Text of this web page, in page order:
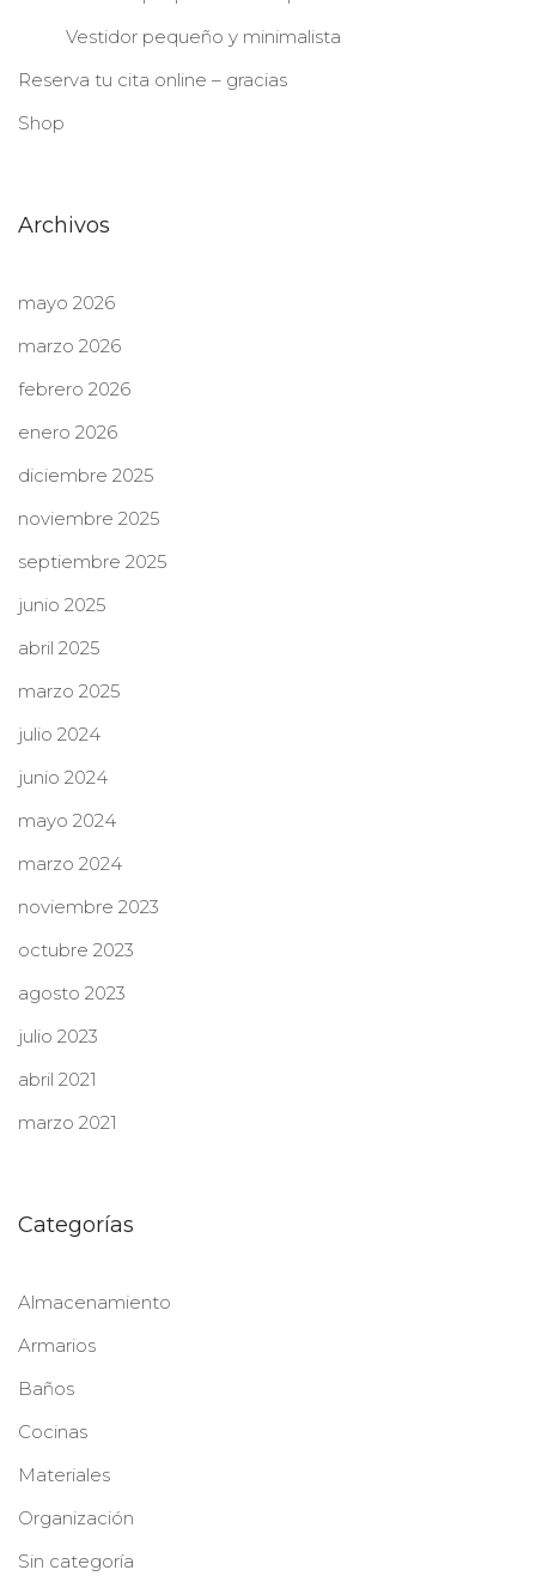
Vestidor pequeño y minimalista
Reserva tu cita online – gracias
Shop
Archivos
mayo 2026
marzo 2026
febrero 2026
enero 2026
diciembre 2025
noviembre 2025
septiembre 2025
junio 2025
abril 2025
marzo 2025
julio 2024
junio 2024
mayo 2024
marzo 2024
noviembre 2023
octubre 2023
agosto 2023
julio 2023
abril 2021
marzo 2021
Categorías
Almacenamiento
Armarios
Baños
Cocinas
Materiales
Organización
Sin categoría